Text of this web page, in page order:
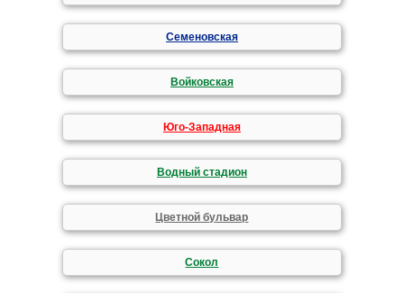
Семеновская
Войковская
Юго-Западная
Водный стадион
Цветной бульвар
Сокол